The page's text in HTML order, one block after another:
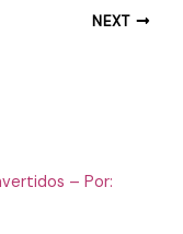
NEXT